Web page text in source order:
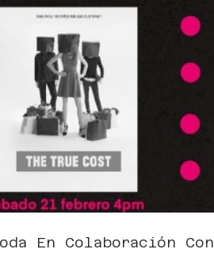
En Colaboración Con